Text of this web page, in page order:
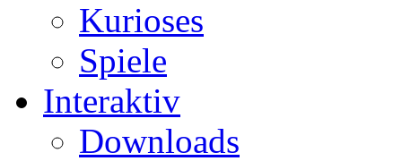
Kurioses
Spiele
Interaktiv
Downloads